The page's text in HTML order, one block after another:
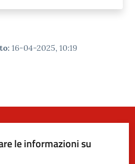
: 16-04-2025, 10:19
le informazioni su